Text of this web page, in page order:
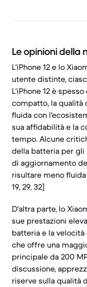
Le opinioni della
L'iPhone 12 e lo
utente distinte,
L'iPhone 12 è
compatto, la qualità
fluida con
sua affidabilità e la
tempo. Alcune
della batteria per
di aggiornamento
risultare meno
19, 29, 32]
D'altra parte, lo
sue prestazioni
batteria e la velocità
che offre una
principale da 200
discussione,
riserve sulla qualità